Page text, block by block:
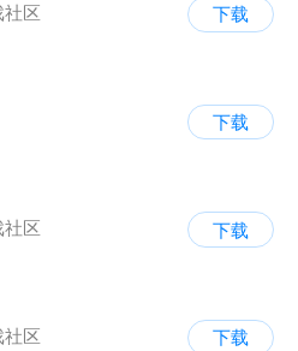
社区
下载
下载
社区
下载
社区
下载